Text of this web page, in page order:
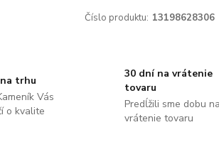
Číslo produktu: 13198628306
trhu
Vás
o kvalite
30 dní na vrátenie
tovaru
Predĺžili sme dobu na
vrátenie tovaru